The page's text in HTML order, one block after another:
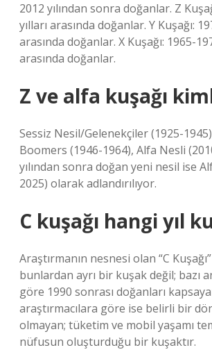
2012 yılından sonra doğanlar. Z
yılları arasında doğanlar. Y Kuşağı:
arasında doğanlar. X Kuşağı: 1965-
arasında doğanlar.
Z ve alfa kuşağı
Sessiz Nesil/Gelenekçiler (1925-
Boomers (1946-1964), Alfa Nesli
yılından sonra doğan yeni nesil ise
2025) olarak adlandırılıyor.
C kuşağı hangi yıl
Araştırmanın nesnesi olan “C
bunlardan ayrı bir kuşak değil; bazı
göre 1990 sonrası doğanları
araştırmacılara göre ise belirli bir
olmayan; tüketim ve mobil yaşamı
nüfusun oluşturduğu bir kuşaktır.